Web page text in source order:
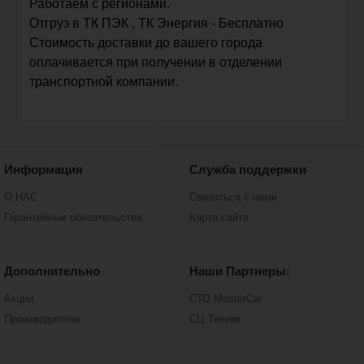
Работаем с регионами.
Отгруз в ТК ПЭК , ТК Энергия - Бесплатно
Стоимость доставки до вашего города
оплачивается при получении в отделении
транспортной компании.
Информация
О НАС
Гарантийные обязательства
Служба поддержки
Связаться с нами
Карта сайта
Дополнительно
Акции
Производители
Наши Партнеры:
СТО MasterCar
СЦ Техник